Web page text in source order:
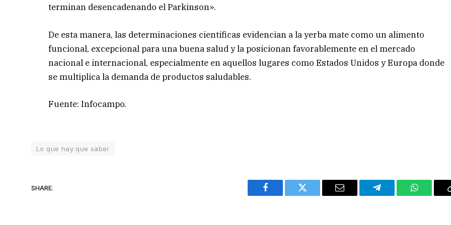
terminan desencadenando el Parkinson».
De esta manera, las determinaciones científicas evidencian a la yerba mate como un alimento
funcional, excepcional para una buena salud y la posicionan favorablemente en el mercado
nacional e internacional, especialmente en aquellos lugares como Estados Unidos y Europa donde
se multiplica la demanda de productos saludables.
Fuente: Infocampo.
Lo que hay que saber
SHARE.
Facebook Twitter Email Telegram